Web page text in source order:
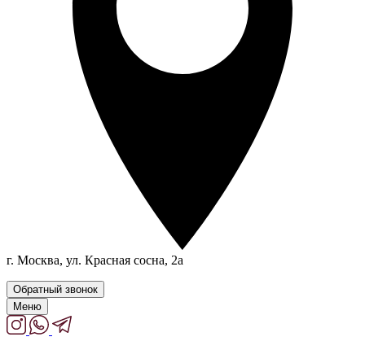
г. Москва, ул. Красная сосна, 2а
Обратный звонок
Меню